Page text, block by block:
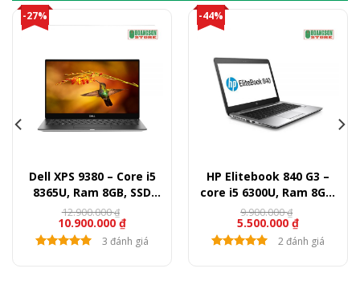
-27%
Dell XPS 9380 – Core i5
8365U, Ram 8GB, SSD
256GB, 13″ FullHD
10.900.000 ₫
12.900.000₫
3 đánh giá
-44%
HP Elitebook 840 G3 –
core i5 6300U, Ram 8GB,
SSD 256GB, 14″ FullHD
5.500.000 ₫
9.900.000₫
2 đánh giá